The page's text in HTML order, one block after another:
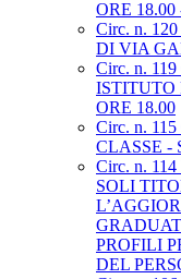
ORE
Circ. n.
DI VIA
Circ. n.
ISTITUTO
ORE 18.00
Circ. n.
CLASSE -
Circ. n.
SOLI
PROFILI
DEL